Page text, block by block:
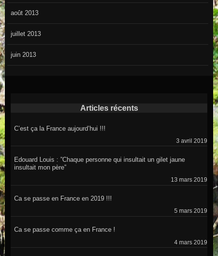
août 2013
juillet 2013
juin 2013
Articles récents
C’est ça la France aujourd’hui !!!
3 avril 2019
Edouard Louis : ”Chaque personne qui insultait un gilet jaune
insultait mon père”
13 mars 2019
Ca se passe en France en 2019 !!!
5 mars 2019
Ca se passe comme ça en France !
4 mars 2019